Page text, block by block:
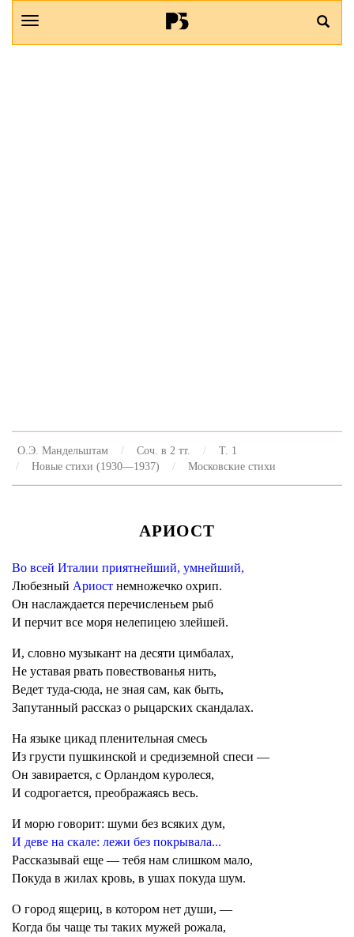
О.Э. Мандельштам Соч. в 2 тт.
Т. 1
Новые стихи (1930—1937)
Московские стихи
АРИОСТ
Во всей Италии приятнейший, умнейший,
Любезный Ариост немножечко охрип.
Он наслаждается перечисленьем рыб
И перчит все моря нелепицею злейшей.
И, словно музыкант на десяти цимбалах,
Не уставая рвать повествованья нить,
Ведет туда-сюда, не зная сам, как быть,
Запутанный рассказ о рыцарских скандалах.
На языке цикад пленительная смесь
Из грусти пушкинской и средиземной спеси —
Он завирается, с Орландом куролеся,
И содрогается, преображаясь весь.
И морю говорит: шуми без всяких дум,
И деве на скале: лежи без покрывала...
Рассказывай еще — тебя нам слишком мало,
Покуда в жилах кровь, в ушах покуда шум.
О город ящериц, в котором нет души, —
Когда бы чаще ты таких мужей рожала,